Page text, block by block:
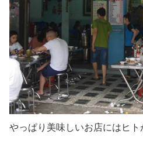
やっぱり美味しいお店にはヒト